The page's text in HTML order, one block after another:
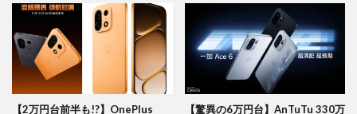
【2万円台前半も!?】OnePlus
【驚異の6万円台】AnTuTu 330万